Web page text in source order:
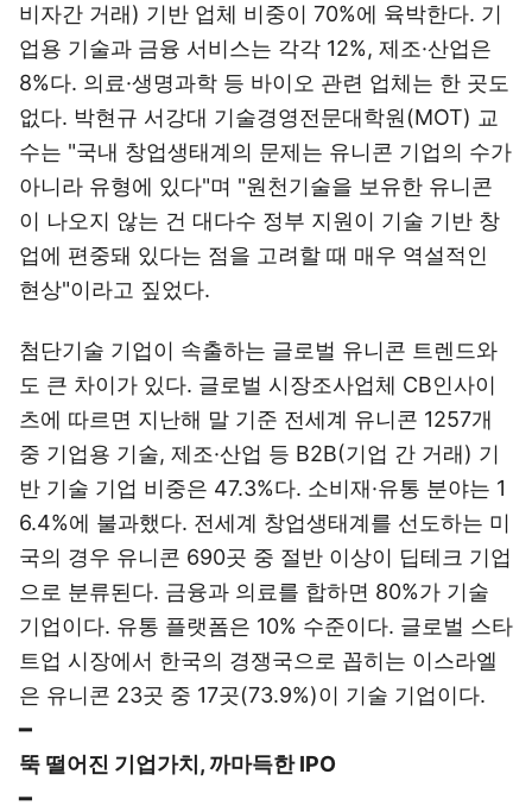
비자간 거래) 기반 업체 비중이 70%에 육박한다. 기
업용 기술과 금융 서비스는 각각 12%, 제조·산업은
8%다. 의료·생명과학 등 바이오 관련 업체는 한 곳도
없다. 박현규 서강대 기술경영전문대학원(MOT) 교
수는 "국내 창업생태계의 문제는 유니콘 기업의 수가
아니라 유형에 있다"며 "원천기술을 보유한 유니콘
이 나오지 않는 건 대다수 정부 지원이 기술 기반 창
업에 편중돼 있다는 점을 고려할 때 매우 역설적인
현상"이라고 짚었다.
첨단기술 기업이 속출하는 글로벌 유니콘 트렌드와
도 큰 차이가 있다. 글로벌 시장조사업체 CB인사이
츠에 따르면 지난해 말 기준 전세계 유니콘 1257개
중 기업용 기술, 제조·산업 등 B2B(기업 간 거래) 기
반 기술 기업 비중은 47.3%다. 소비재·유통 분야는 1
6.4%에 불과했다. 전세계 창업생태계를 선도하는 미
국의 경우 유니콘 690곳 중 절반 이상이 딥테크 기업
으로 분류된다. 금융과 의료를 합하면 80%가 기술
기업이다. 유통 플랫폼은 10% 수준이다. 글로벌 스타
트업 시장에서 한국의 경쟁국으로 꼽히는 이스라엘
은 유니콘 23곳 중 17곳(73.9%)이 기술 기업이다.
━
뚝 떨어진 기업가치, 까마득한 IPO
━